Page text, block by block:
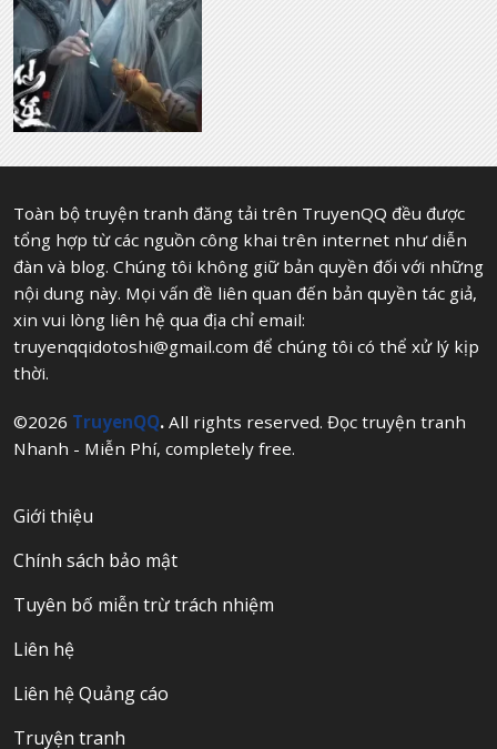
Toàn bộ truyện tranh đăng tải trên TruyenQQ đều được
tổng hợp từ các nguồn công khai trên internet như diễn
đàn và blog. Chúng tôi không giữ bản quyền đối với những
nội dung này. Mọi vấn đề liên quan đến bản quyền tác giả,
xin vui lòng liên hệ qua địa chỉ email:
truyenqqidotoshi@gmail.com để chúng tôi có thể xử lý kịp
thời.
©2026 TruyenQQ. All rights reserved. Đọc truyện tranh
Nhanh - Miễn Phí, completely free.
Giới thiệu
Chính sách bảo mật
Tuyên bố miễn trừ trách nhiệm
Liên hệ
Liên hệ Quảng cáo
Truyện tranh